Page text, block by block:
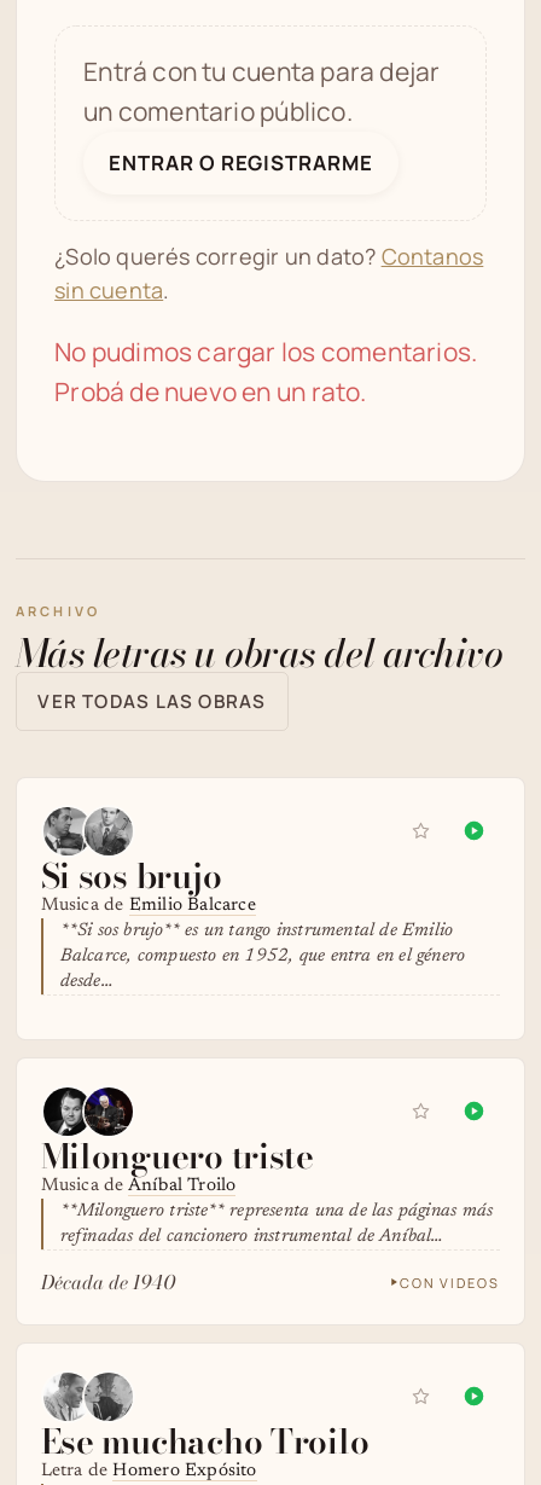
Entrá con tu cuenta para dejar
un comentario público.
ENTRAR O REGISTRARME
¿Solo querés corregir un dato? Contanos
sin cuenta.
No pudimos cargar los comentarios.
Probá de nuevo en un rato.
ARCHIVO
Más letras u obras del archivo
VER TODAS LAS OBRAS
Si sos brujo
Musica de Emilio Balcarce
**Si sos brujo** es un tango instrumental de Emilio
Balcarce, compuesto en 1952, que entra en el género
desde…
Milonguero triste
Musica de Aníbal Troilo
**Milonguero triste** representa una de las páginas más
refinadas del cancionero instrumental de Aníbal…
Década de 1940 CON VIDEOS
Ese muchacho Troilo
Letra deHomero Expósito